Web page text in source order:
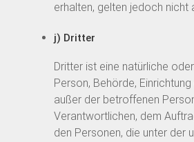
erhalten, gelten jedoch nicht
j) Dritter
Dritter ist eine natürliche
Person, Behörde,
außer der betroffenen
Verantwortlichen, dem
den Personen, die unter der